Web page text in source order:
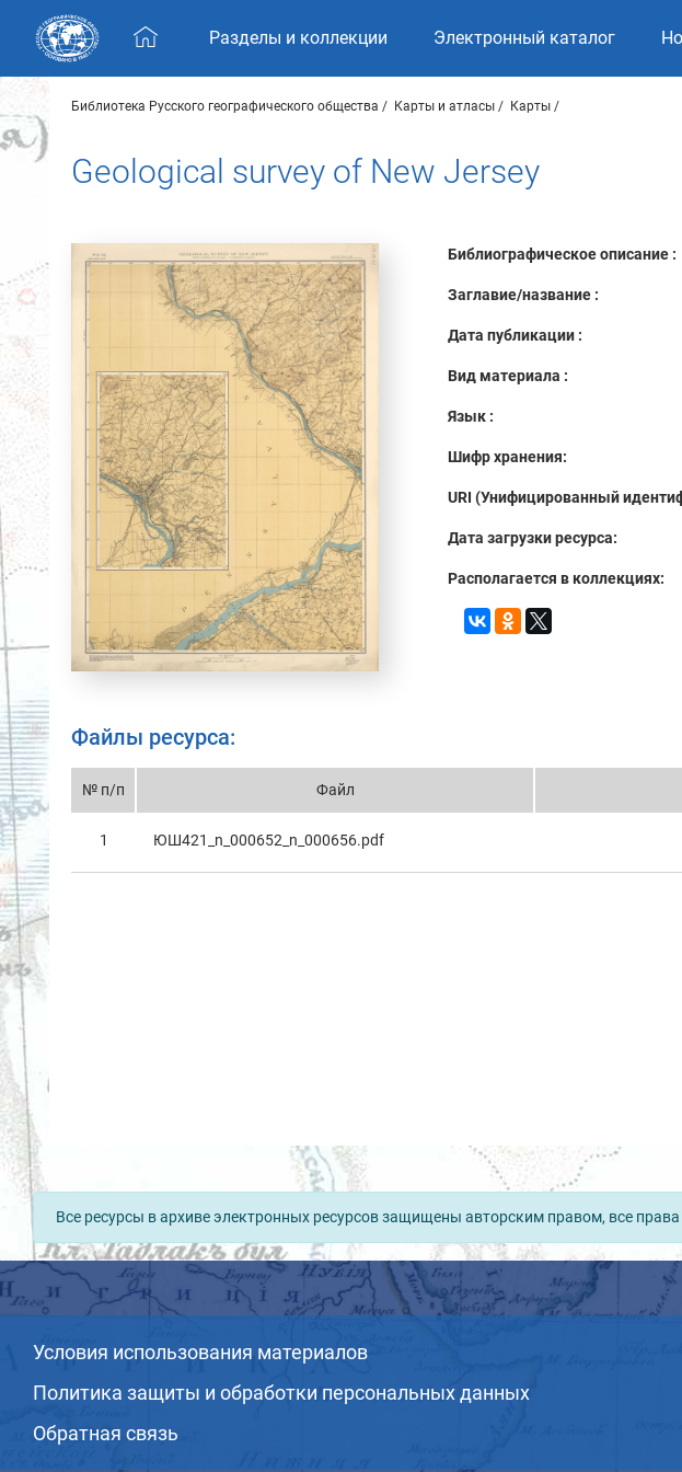
Skip navigation
Разделы и коллекции Электронный каталог
Библиотека Русского географического общества Карты и атласы Карты
Geological survey of New Jersey
Библиографическое описание :
Заглавие/название :
Дата публикации :
Вид материала :
Язык :
Шифр хранения:
URI (Унифицированный
Дата загрузки ресурса:
Располагается в коллекциях:
Файлы ресурса:
№ п/п Файл
1 ЮШ421_n_000652_n_000656.pdf
Все ресурсы в архиве электронных ресурсов защищены авторским правом, все
Условия использования материалов
Политика защиты и обработки персональных данных
Обратная связь